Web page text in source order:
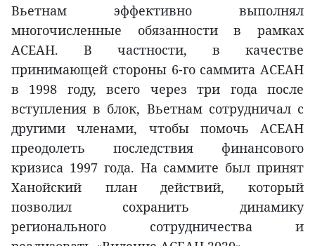
Вьетнам эффективно выполнял
многочисленные обязанности в рамках
АСЕАН. В частности, в качестве
принимающей стороны 6-го саммита АСЕАН
в 1998 году, всего через три года после
вступления в блок, Вьетнам сотрудничал с
другими членами, чтобы помочь АСЕАН
преодолеть последствия финансового
кризиса 1997 года. На саммите был принят
Ханойский план действий, который
позволил сохранить динамику
регионального сотрудничества и